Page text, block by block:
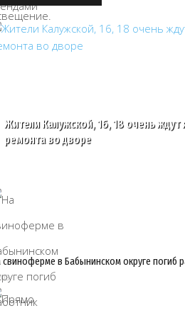
Жители Калужской, 16, 18 очень
ремонта во дворе
свиноферме в Бабынинском округе погиб